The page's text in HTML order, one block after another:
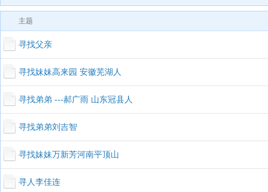
主题
寻找父亲
寻找妹妹高来园 安徽芜湖人
寻找弟弟 ---郝广雨 山东冠县人
寻找弟弟刘吉智
寻找妹妹万新芳河南平顶山
寻人李佳连